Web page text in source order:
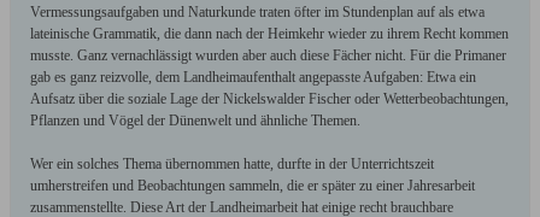
Vermessungsaufgaben und Naturkunde traten öfter im Stundenplan auf als etwa
lateinische Grammatik, die dann nach der Heimkehr wieder zu ihrem Recht kommen
musste. Ganz vernachlässigt wurden aber auch diese Fächer nicht. Für die Primaner
gab es ganz reizvolle, dem Landheimaufenthalt angepasste Aufgaben: Etwa ein
Aufsatz über die soziale Lage der Nickelswalder Fischer oder Wetterbeobachtungen,
Pflanzen und Vögel der Dünenwelt und ähnliche Themen.
Wer ein solches Thema übernommen hatte, durfte in der Unterrichtszeit
umherstreifen und Beobachtungen sammeln, die er später zu einer Jahresarbeit
zusammenstellte. Diese Art der Landheimarbeit hat einige recht brauchbare